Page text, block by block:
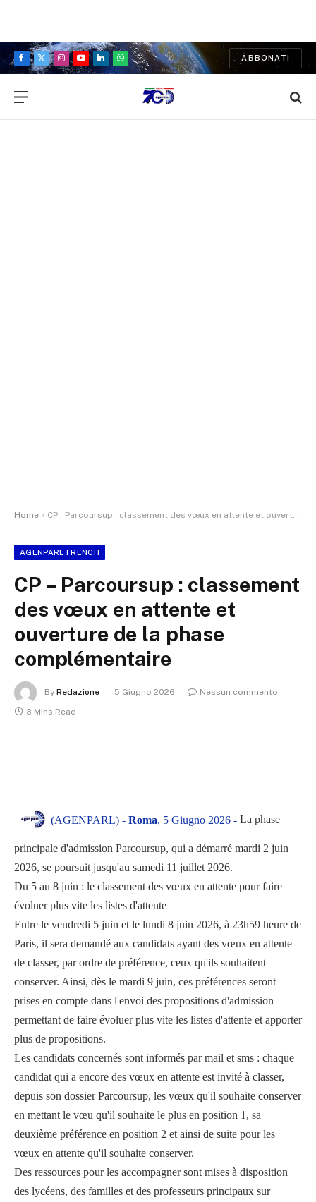
Facebook
X
Instagram
YouTubeLinkedInWhatsApp
ABBONATI
Home » CP – Parcoursup : classement des vœux en attente et ouverture de la phase complémentaire
AGENPARL FRENCH
CP – Parcoursup : classement
des vœux en attente et
ouverture de la phase
complémentaire
By Redazione 5 Giugno 2026
Nessun commento
3 Mins Read
(AGENPARL) - Roma, 5 Giugno 2026 - La phase
principale d'admission Parcoursup, qui a démarré mardi 2 juin
2026, se poursuit jusqu'au samedi 11 juillet 2026.
Du 5 au 8 juin : le classement des vœux en attente pour faire
évoluer plus vite les listes d'attente
Entre le vendredi 5 juin et le lundi 8 juin 2026, à 23h59 heure de
Paris, il sera demandé aux candidats ayant des vœux en attente
de classer, par ordre de préférence, ceux qu'ils souhaitent
conserver. Ainsi, dès le mardi 9 juin, ces préférences seront
prises en compte dans l'envoi des propositions d'admission
permettant de faire évoluer plus vite les listes d'attente et apporter
plus de propositions.
Les candidats concernés sont informés par mail et sms : chaque
candidat qui a encore des vœux en attente est invité à classer,
depuis son dossier Parcoursup, les vœux qu'il souhaite conserver
en mettant le vœu qu'il souhaite le plus en position 1, sa
deuxième préférence en position 2 et ainsi de suite pour les
vœux en attente qu'il souhaite conserver.
Des ressources pour les accompagner sont mises à disposition
des lycéens, des familles et des professeurs principaux sur